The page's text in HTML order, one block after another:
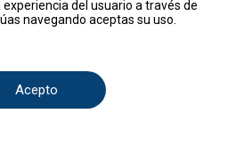
RCN Medios.
derechos reservados.
del usuario a través de
navegando aceptas su uso.
Acepto